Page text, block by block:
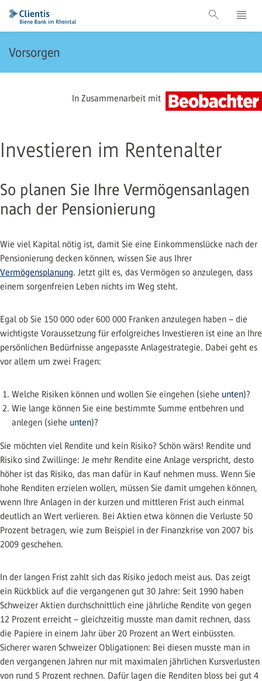
Vorsorgen
In Zusammenarbeit mit
Investieren im Rentenalter
So planen Sie Ihre Vermögensanlagen
nach der Pensionierung
Wie viel Kapital nötig ist, damit Sie eine Einkommenslücke nach der
Pensionierung decken können, wissen Sie aus Ihrer
Vermögensplanung. Jetzt gilt es, das Vermögen so anzulegen, dass
einem sorgenfreien Leben nichts im Weg steht.
Egal ob Sie 150 000 oder 600 000 Franken anzulegen haben – die
wichtigste Voraussetzung für erfolgreiches Investieren ist eine an Ihre
persönlichen Bedürfnisse angepasste Anlagestrategie. Dabei geht es
vor allem um zwei Fragen:
Welche Risiken können und wollen Sie eingehen (siehe unten)?
Wie lange können Sie eine bestimmte Summe entbehren und
anlegen (siehe unten)?
Sie möchten viel Rendite und kein Risiko? Schön wärs! Rendite und
Risiko sind Zwillinge: Je mehr Rendite eine Anlage verspricht, desto
höher ist das Risiko, das man dafür in Kauf nehmen muss. Wenn Sie
hohe Renditen erzielen wollen, müssen Sie damit umgehen können,
wenn Ihre Anlagen in der kurzen und mittleren Frist auch einmal
deutlich an Wert verlieren. Bei Aktien etwa können die Verluste 50
Prozent betragen, wie zum Beispiel in der Finanzkrise von 2007 bis
2009 geschehen.
In der langen Frist zahlt sich das Risiko jedoch meist aus. Das zeigt
ein Rückblick auf die vergangenen gut 30 Jahre: Seit 1990 haben
Schweizer Aktien durchschnittlich eine jährliche Rendite von gegen
12 Prozent erreicht – gleichzeitig musste man damit rechnen, dass
die Papiere in einem Jahr über 20 Prozent an Wert einbüssten.
Sicherer waren Schweizer Obligationen: Bei diesen musste man in
den vergangenen Jahren nur mit maximalen jährlichen Kursverlusten
von rund 5 Prozent rechnen. Dafür lagen die Renditen bloss bei gut 4